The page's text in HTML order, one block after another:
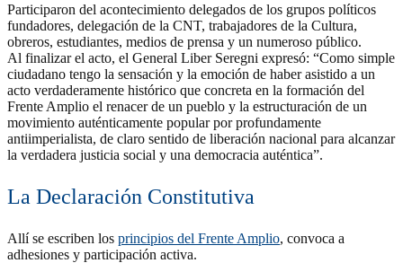
Participaron del acontecimiento delegados de los grupos políticos
fundadores, delegación de la CNT, trabajadores de la Cultura,
obreros, estudiantes, medios de prensa y un numeroso público.
Al finalizar el acto, el General Liber Seregni expresó: “Como simple
ciudadano tengo la sensación y la emoción de haber asistido a un
acto verdaderamente histórico que concreta en la formación del
Frente Amplio el renacer de un pueblo y la estructuración de un
movimiento auténticamente popular por profundamente
antiimperialista, de claro sentido de liberación nacional para alcanzar
la verdadera justicia social y una democracia auténtica”.
La Declaración Constitutiva
Allí se escriben los principios del Frente Amplio, convoca a
adhesiones y participación activa.